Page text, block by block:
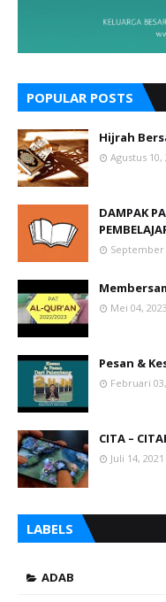
POPULAR POSTS
Hijrah
Agustus 10,
DAMPAK
September
Mei 04, 2023
Pesan &
Februari
CITA –
Juli 14, 2021
LABELS
ADAB